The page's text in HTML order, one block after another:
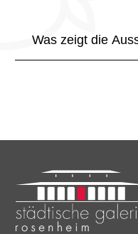
Was zeigt die